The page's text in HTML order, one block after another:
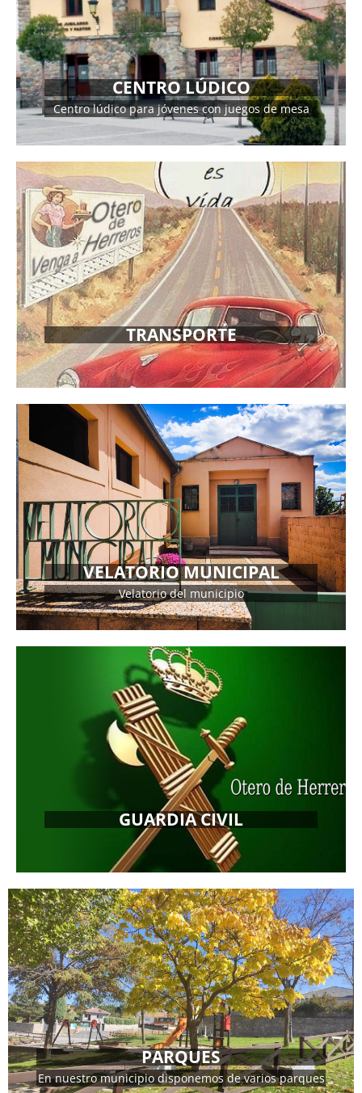
CENTRO LÚDICO
Centro lúdico para jóvenes con juegos de mesa
DIRECCIÓN
Pza. Mayor s/n
MÁS INFORMACIÓN
TRANSPORTE
MÁS INFORMACIÓN
VELATORIO MUNICIPAL
Velatorio del municipio
DIRECCIÓN
Calle Sol s/n
MÁS INFORMACIÓN
GUARDIA CIVIL
MÁS INFORMACIÓN
PARQUES
En nuestro municipio disponemos de varios parques
MÁS INFORMACIÓN